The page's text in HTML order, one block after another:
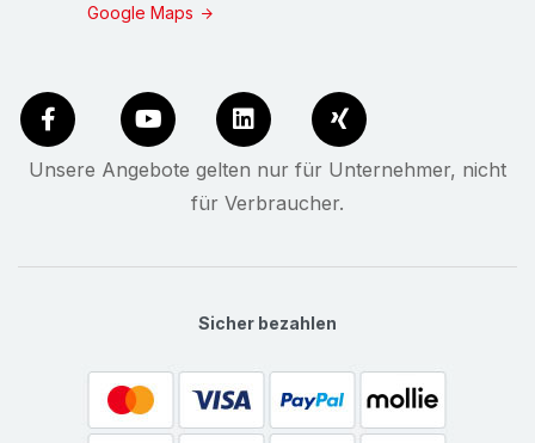
Google Maps
Unsere Angebote gelten nur für Unternehmer, nicht
für Verbraucher.
Sicher bezahlen